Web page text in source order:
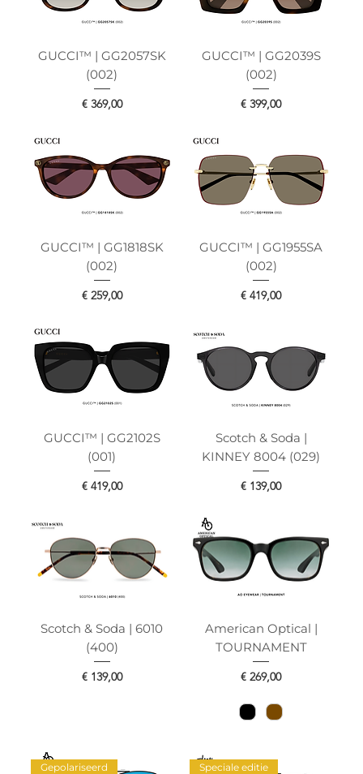
GUCCI™ | GG2057SK
(002)
Prijs
€ 369,00
GUCCI™ | GG2039S
(002)
Prijs
€ 399,00
GUCCI™ | GG1818SK
(002)
Prijs
€ 259,00
GUCCI™ | GG1955SA
(002)
Prijs
€ 419,00
GUCCI™ | GG2102S
(001)
Prijs
€ 419,00
Scotch & Soda |
KINNEY 8004 (029)
Prijs
€ 139,00
Scotch & Soda | 6010
(400)
Prijs
€ 139,00
American Optical |
TOURNAMENT
Prijs
€ 269,00
Gepolariseerd Speciale editie